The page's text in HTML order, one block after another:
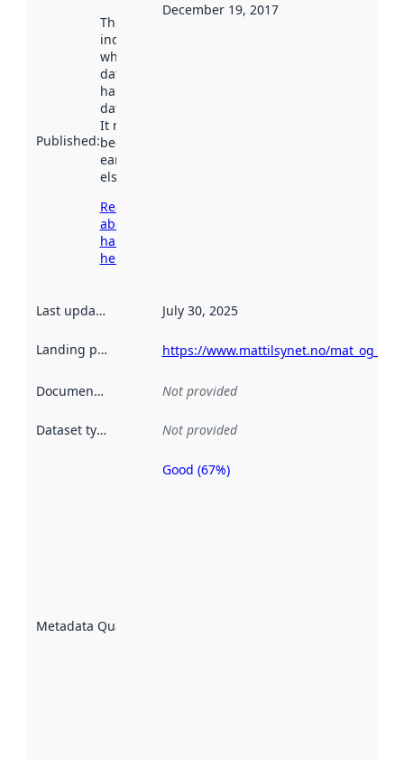
Published:
This date
indicates
when the
dataset was
harvested by
data.norge.no.
It may have
been available
earlier
elsewhere.
Read more
about
harvesting
here
December 19, 2017
Last updated July 30, 2025
Landing page https://www.mattilsynet.no/
Documentation Not provided
Dataset type Not provided
Metadata Quality
Metadata
Good (67%)